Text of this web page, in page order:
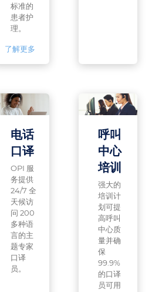
标准的
患者护
理。
了解更多
电话
口译
OPI 服
务提供
24/7 全
天候访
问 200
多种语
言的主
题专家
口译
员。
呼叫
中心
培训
强大的
培训计
划可提
高呼叫
中心质
量并确
保
99.9%
的口译
员可用